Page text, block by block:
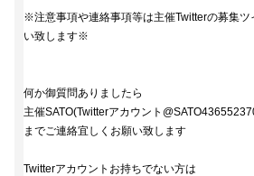
※注意事項や連絡事項等は主催Twitterの募集
い致します※
何か御質問ありましたら
主催SATO(Twitterアカウント
までご連絡宜しくお願い致します
Twitterアカウントお持ちでない方は